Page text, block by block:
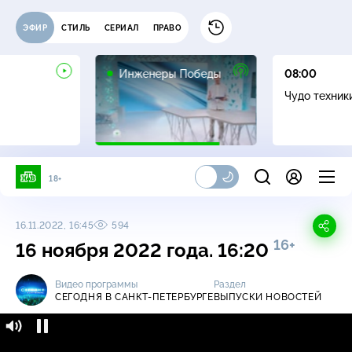
ЭФИР СТИЛЬ СЕРИАЛ ПРАВО
Инженеры Победы
16+
08:00
Чудо
18+
16.11.2022, 16:45 594
16 ноября 2022 года. 16:20 16+
Видео программы
СЕГОДНЯ В САНКТ-ПЕТЕРБУРГЕ
Раздел
ВЫПУСКИ НОВОСТЕЙ